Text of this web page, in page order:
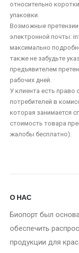
относительно
упаковки.
Возможные
электронной почты:
максимально
также не забудьте
предъявителем
рабочих дней.
У клиента есть право
потребителей в
которая занимается
стоимость товара
жалобы бесплатно).
О НАС
Биопорт был
обеспечить
продукции для